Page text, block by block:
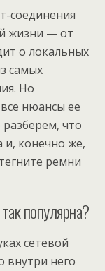
соединения
жизни — от
о локальных
самых
Но
нюансы ее
что
и, конечно же,
ремни
популярна?
сетевой
внутри него